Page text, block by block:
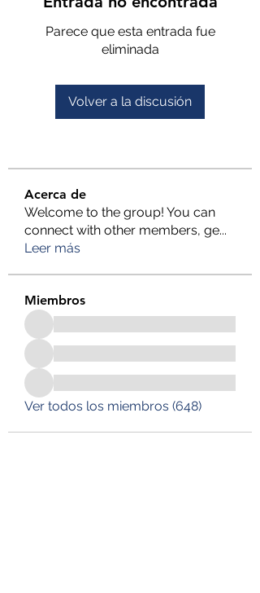
Parece que esta entrada fue
eliminada
Volver a la discusión
Acerca de
Welcome to the group! You can
connect with other members, ge...
Leer más
Miembros
Ver todos los miembros (648)